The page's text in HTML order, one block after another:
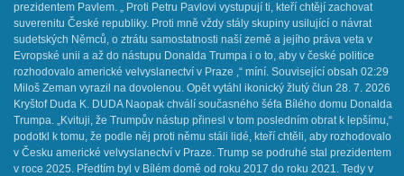
prezidentem Pavlem. „ Proti Petru Pavlovi vystupují ti, kteří chtějí zachovat
suverenitu České republiky. Proti mně vždy stály skupiny usilující o návrat
sudetských Němců, o ztrátu samostatnosti naší země a jejího práva veta v
Evropské unii a až do nástupu Donalda Trumpa i o to, aby v české politice
rozhodovalo americké velvyslanectví v Praze ,“ míní. Související obsah 02:29
Miloš Zeman vyrazil na dovolenou. Opět vytáhl ikonický žlutý člun 28. 7. 2026
Kryštof Duda K. DUDA Naopak chválí současného šéfa Bílého domu Donalda
Trumpa. „Kvituji, že Trumpův nástup přinesl v tom posledním obrat k lepšímu,“
podotkl k tomu, že podle něj proti němu stáli lidé, kteří chtěli, aby rozhodovalo
v Česku americké velvyslanectví v Praze. Trump se podruhé stal prezidentem
v roce 2025. Předtím byl v Bílém domě od roku 2017 do roku 2021. Tedy v